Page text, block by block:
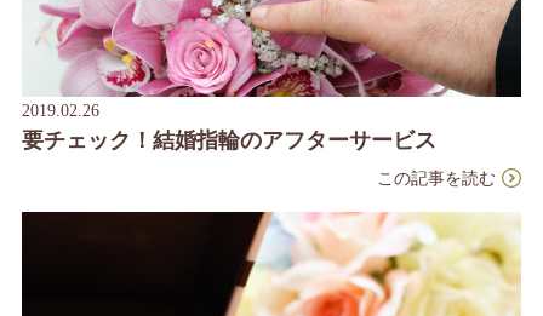
2019.02.26
要チェック！結婚指輪のアフターサービス
この記事を読む